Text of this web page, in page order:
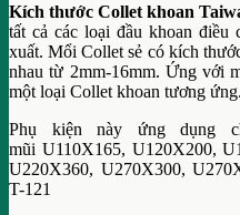
Kích thước Collet khoan
tất cả các loại đầu khoan
xuất. Mổi Collet sẻ có kích
nhau từ 2mm-16mm. Ứng với
một loại Collet khoan tương ứng.
Phụ kiện này ứng dụng
mũi U110X165, U120X200,
U220X360, U270X300,
T-121